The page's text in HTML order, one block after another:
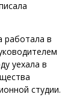
работала в
уехала в
студии.